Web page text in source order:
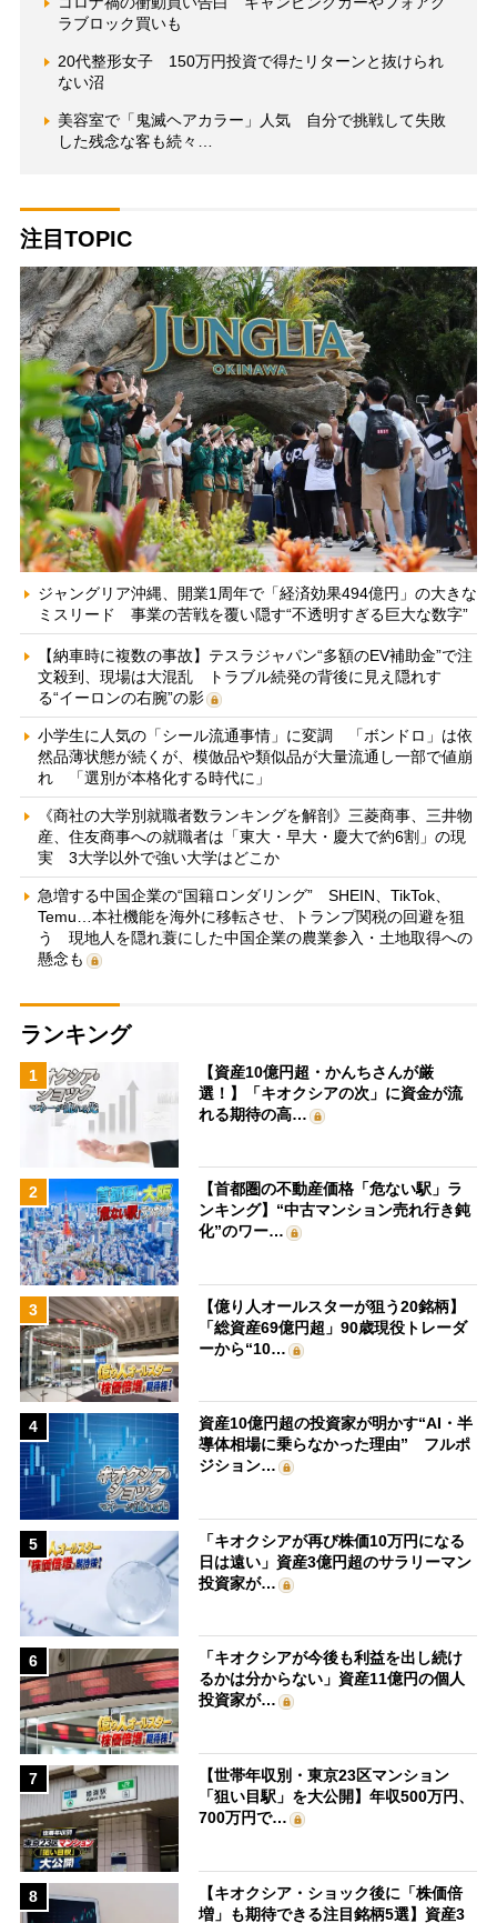
ラブロック買いも
20代整形女子 150万円投資で得たリターンと抜けられ
ない沼
美容室で「鬼滅ヘアカラー」人気 自分で挑戦して失敗
した残念な客も続々…
注目TOPIC
ジャングリア沖縄、開業1周年で「経済効果494億円」の大きな
ミスリード 事業の苦戦を覆い隠す“不透明すぎる巨大な数字”
【納車時に複数の事故】テスラジャパン“多額のEV補助金”で注
文殺到、現場は大混乱 トラブル続発の背後に見え隠れす
る“イーロンの右腕”の影
小学生に人気の「シール流通事情」に変調 「ボンドロ」は依
然品薄状態が続くが、模倣品や類似品が大量流通し一部で値崩
れ 「選別が本格化する時代に」
《商社の大学別就職者数ランキングを解剖》三菱商事、三井物
産、住友商事への就職者は「東大・早大・慶大で約6割」の現
実 3大学以外で強い大学はどこか
急増する中国企業の“国籍ロンダリング” SHEIN、TikTok、
Temu…本社機能を海外に移転させ、トランプ関税の回避を狙
う 現地人を隠れ蓑にした中国企業の農業参入・土地取得への
懸念も
ランキング
1
【資産10億円超・かんちさんが厳
選！】「キオクシアの次」に資金が流
れる期待の高…
2
【首都圏の不動産価格「危ない駅」ラ
ンキング】“中古マンション売れ行き鈍
化”のワー…
3
【億り人オールスターが狙う20銘柄】
「総資産69億円超」90歳現役トレーダ
ーから“10…
4
資産10億円超の投資家が明かす“AI・半
導体相場に乗らなかった理由” フルポ
ジション…
5
「キオクシアが再び株価10万円になる
日は遠い」資産3億円超のサラリーマン
投資家が…
6
「キオクシアが今後も利益を出し続け
るかは分からない」資産11億円の個人
投資家が…
7
【世帯年収別・東京23区マンション
「狙い目駅」を大公開】年収500万円、
700万円で…
8
【キオクシア・ショック後に「株価倍
増」も期待できる注目銘柄5選】資産3